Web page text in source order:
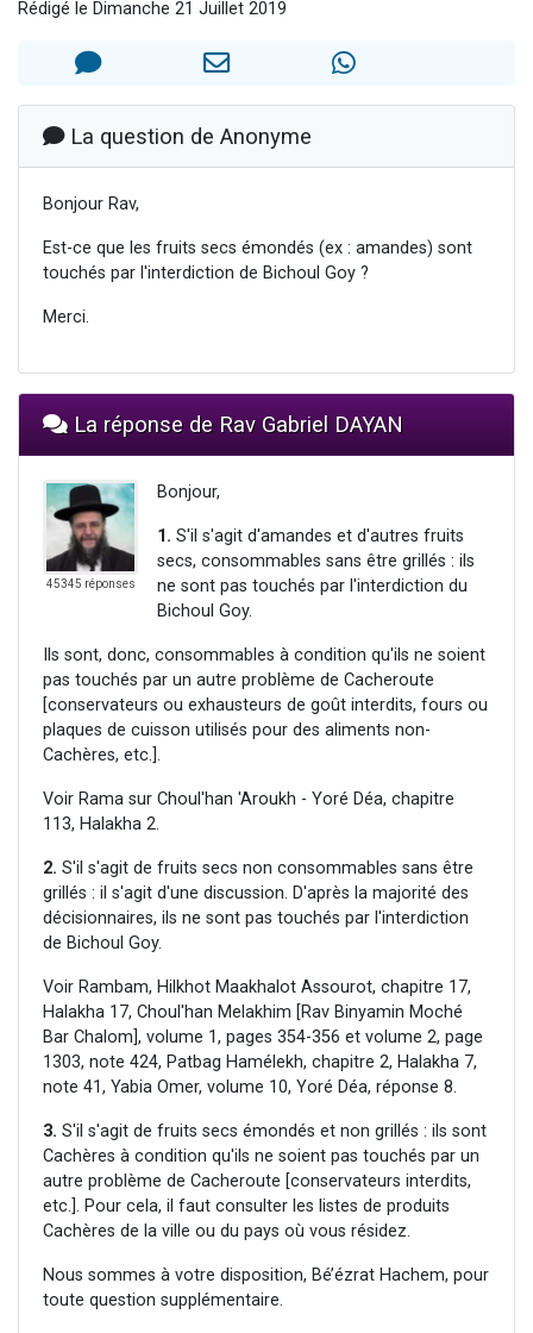
Il reste 49 places pour étudier en groupe sur Zoom
12 nouvelles musiques dans Torah-Box Music
2 personnes viennent de nous rejoindre sur WhatsApp
Rédigé le Dimanche 21 Juillet 2019
La question de Anonyme
Bonjour Rav,
Est-ce que les fruits secs émondés (ex : amandes) sont
touchés par l'interdiction de Bichoul Goy ?
Merci.
La réponse de Rav Gabriel DAYAN
45345 réponses
Bonjour,
1. S'il s'agit d'amandes et d'autres fruits
secs, consommables sans être grillés : ils
ne sont pas touchés par l'interdiction du
Bichoul Goy.
Ils sont, donc, consommables à condition qu'ils ne soient
pas touchés par un autre problème de Cacheroute
[conservateurs ou exhausteurs de goût interdits, fours ou
plaques de cuisson utilisés pour des aliments non-
Cachères, etc.].
Voir Rama sur Choul'han 'Aroukh - Yoré Déa, chapitre
113, Halakha 2.
2. S'il s'agit de fruits secs non consommables sans être
grillés : il s'agit d'une discussion. D'après la majorité des
décisionnaires, ils ne sont pas touchés par l'interdiction
de Bichoul Goy.
Voir Rambam, Hilkhot Maakhalot Assourot, chapitre 17,
Halakha 17, Choul'han Melakhim [Rav Binyamin Moché
Bar Chalom], volume 1, pages 354-356 et volume 2, page
1303, note 424, Patbag Hamélekh, chapitre 2, Halakha 7,
note 41, Yabia Omer, volume 10, Yoré Déa, réponse 8.
3. S'il s'agit de fruits secs émondés et non grillés : ils sont
Cachères à condition qu'ils ne soient pas touchés par un
autre problème de Cacheroute [conservateurs interdits,
etc.]. Pour cela, il faut consulter les listes de produits
Cachères de la ville ou du pays où vous résidez.
Nous sommes à votre disposition, Bé’ézrat Hachem, pour
toute question supplémentaire.